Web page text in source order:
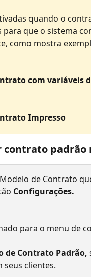
quando o
para que o sistema
como mostra
com variáveis
Impresso
contrato padrão
de Contrato
Configurações.
para o menu de
de Contrato Padrão,
seus clientes.